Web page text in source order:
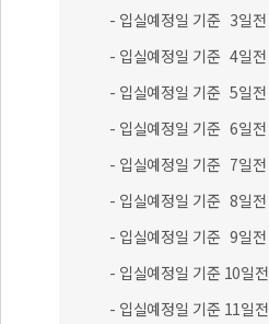
- 입실예정일 기준 3일
- 입실예정일 기준 4일
- 입실예정일 기준 5일
- 입실예정일 기준 6일
- 입실예정일 기준 7일
- 입실예정일 기준 8일
- 입실예정일 기준 9일
- 입실예정일 기준 10일
- 입실예정일 기준 11일